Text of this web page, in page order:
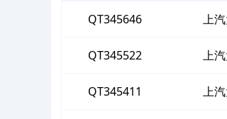
QT345646 上
QT345522 上
QT345411 上